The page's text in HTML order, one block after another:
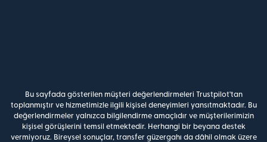
Bu sayfada gösterilen müşteri değerlendirmeleri Trustpilot'tan
toplanmıştır ve hizmetimizle ilgili kişisel deneyimleri yansıtmaktadır. Bu
değerlendirmeler yalnızca bilgilendirme amaçlıdır ve müşterilerimizin
kişisel görüşlerini temsil etmektedir. Herhangi bir beyana destek
vermiyoruz. Bireysel sonuçlar, transfer güzergahı da dâhil olmak üzere